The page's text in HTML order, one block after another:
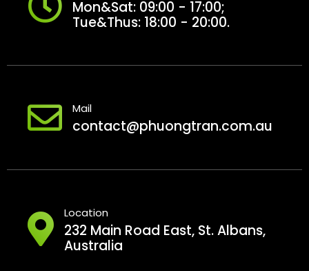
Mon&Sat: 09:00 - 17:00;
Tue&Thus: 18:00 - 20:00.
Mail
contact@phuongtran.com.au
Location
232 Main Road East, St. Albans,
Australia